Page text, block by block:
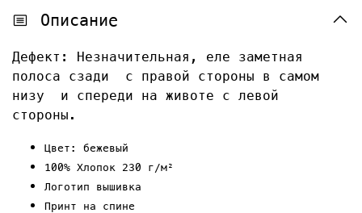
Описание
Дефект: Незначительная, еле заметная
полоса сзади с правой стороны в самом
низу и спереди на животе с левой
стороны.
Цвет: бежевый
100% Хлопок 230 г/м²
Логотип вышивка
Принт на спине